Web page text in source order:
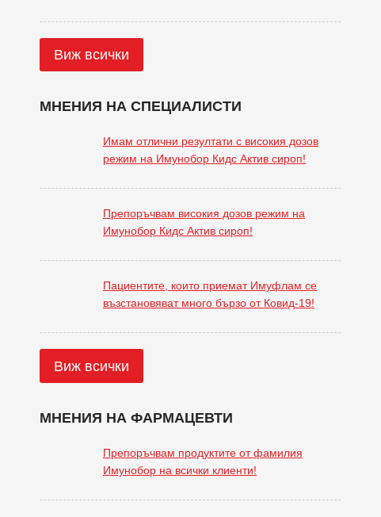
Виж всички
МНЕНИЯ НА СПЕЦИАЛИСТИ
Имам отлични резултати с високия дозов
режим на Имунобор Кидс Актив сироп!
Препоръчвам високия дозов режим на
Имунобор Кидс Актив сироп!
Пациентите, които приемат Имуфлам се
възстановяват много бързо от Ковид-19!
Виж всички
МНЕНИЯ НА ФАРМАЦЕВТИ
Препоръчвам продуктите от фамилия
Имунобор на всички клиенти!